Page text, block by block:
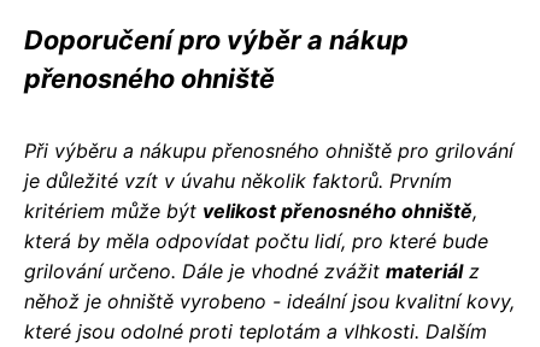
Doporučení pro výběr a nákup
přenosného ohniště
Při výběru a nákupu přenosného ohniště pro grilování
je důležité vzít v úvahu několik faktorů. Prvním
kritériem může být velikost přenosného ohniště,
která by měla odpovídat počtu lidí, pro které bude
grilování určeno. Dále je vhodné zvážit materiálz
něhož je ohniště vyrobeno - ideální jsou kvalitní kovy,
které jsou odolné proti teplotám a vlhkosti. Dalším